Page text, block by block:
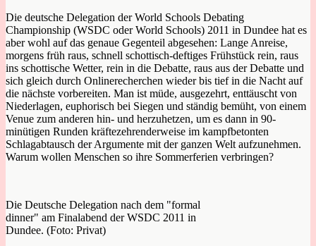
Die deutsche Delegation der World Schools Debating
Championship (WSDC oder World Schools) 2011 in Dundee hat es
aber wohl auf das genaue Gegenteil abgesehen: Lange Anreise,
morgens früh raus, schnell schottisch-deftiges Frühstück rein, raus
ins schottische Wetter, rein in die Debatte, raus aus der Debatte und
sich gleich durch Onlinerecherchen wieder bis tief in die Nacht auf
die nächste vorbereiten. Man ist müde, ausgezehrt, enttäuscht von
Niederlagen, euphorisch bei Siegen und ständig bemüht, von einem
Venue zum anderen hin- und herzuhetzen, um es dann in 90-
minütigen Runden kräftezehrenderweise im kampfbetonten
Schlagabtausch der Argumente mit der ganzen Welt aufzunehmen.
Warum wollen Menschen so ihre Sommerferien verbringen?
Die Deutsche Delegation nach dem "formal
dinner" am Finalabend der WSDC 2011 in
Dundee. (Foto: Privat)